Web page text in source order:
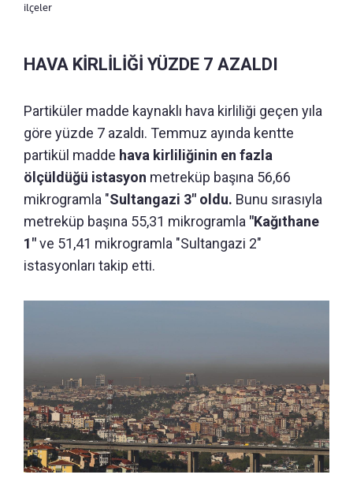
ilçeler
HAVA KİRLİLİĞİ YÜZDE 7 AZALDI
Partiküler madde kaynaklı hava kirliliği geçen yıla
göre yüzde 7 azaldı. Temmuz ayında kentte
partikül madde hava kirliliğinin en fazla
ölçüldüğü istasyon metreküp başına 56,66
mikrogramla "Sultangazi 3" oldu. Bunu sırasıyla
metreküp başına 55,31 mikrogramla "Kağıthane
1"ve 51,41 mikrogramla "Sultangazi 2"
istasyonları takip etti.